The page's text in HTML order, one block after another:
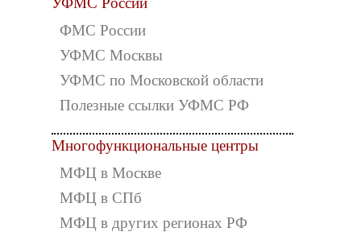
ФМС России
УФМС Москвы
УФМС по Московской области
Полезные ссылки УФМС РФ
Многофункциональные центры
МФЦ в Москве
МФЦ в СПб
МФЦ в других регионах РФ